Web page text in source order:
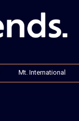
Mt. International